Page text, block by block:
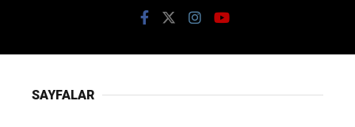
SAYFALAR